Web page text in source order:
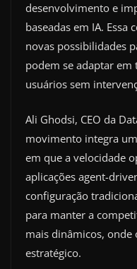
desenvolvimento e
baseadas em IA. Essa
novas possibilidades
podem se adaptar em
usuários sem
Ali Ghodsi, CEO da
movimento integra
em que a velocidade
aplicações agent-
configuração
para manter a
mais dinâmicos, onde
estratégico.